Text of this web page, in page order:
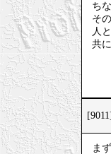
ち
そ
人
共
[9011]
ま